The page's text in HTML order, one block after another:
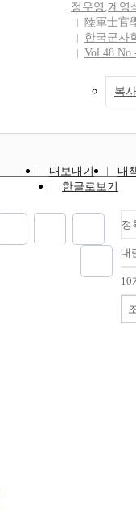
and GD
loaded
intermediate
mechanism
equilibrium
intermediate
between
measured
parameters for
$-
$E^{\circ}_a$
GB and
정우영 ,계영
陸軍士官
한국군사
Vol.48
복
내보내기
내
한글로보기
정
내
10